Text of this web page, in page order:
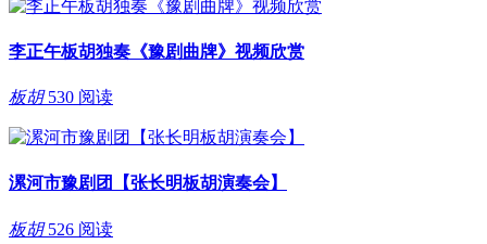
李正午板胡独奏《豫剧曲牌》视频欣赏
板胡 530 阅读
漯河市豫剧团【张长明板胡演奏会】
板胡 526 阅读